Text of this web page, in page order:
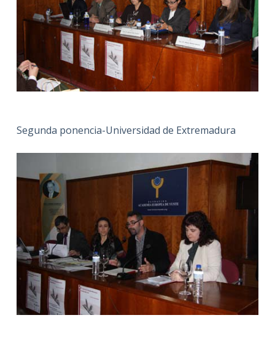
Segunda ponencia-Universidad de Extremadura